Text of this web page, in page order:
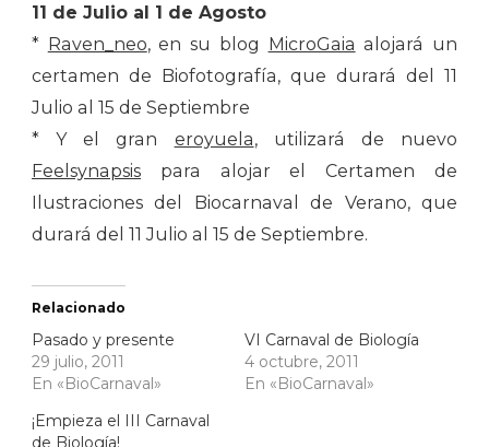
11 de Julio al 1 de Agosto
* Raven_neo, en su blog MicroGaia alojará un
certamen de Biofotografía, que durará del 11
Julio al 15 de Septiembre
* Y el gran eroyuela, utilizará de nuevo
Feelsynapsis para alojar el Certamen de
Ilustraciones del Biocarnaval de Verano, que
durará del 11 Julio al 15 de Septiembre.
Relacionado
Pasado y presente
29 julio, 2011
En «BioCarnaval»
VI Carnaval de Biología
4 octubre, 2011
En «BioCarnaval»
¡Empieza el III Carnaval
de Biología!